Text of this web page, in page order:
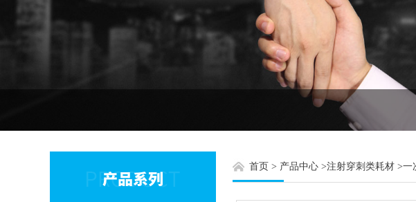
首页 > 产品中心 >注射穿刺类耗材 >一